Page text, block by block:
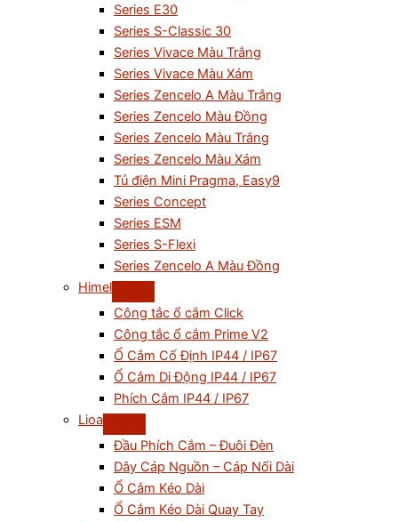
Series E30
Series S-Classic 30
Series Vivace Màu Trắng
Series Vivace Màu Xám
Series Zencelo A Màu Trắng
Series Zencelo Màu Đồng
Series Zencelo Màu Trắng
Series Zencelo Màu Xám
Tủ điện Mini Pragma, Easy9
Series Concept
Series ESM
Series S-Flexi
Series Zencelo A Màu Đồng
Himel
Công tắc ổ cắm Click
Công tắc ổ cắm Prime V2
Ổ Cắm Cố Định IP44 / IP67
Ổ Cắm Di Động IP44 / IP67
Phích Cắm IP44 / IP67
Lioa
Đầu Phích Cắm – Đuôi Đèn
Dây Cáp Nguồn – Cáp Nối Dài
Ổ Cắm Kéo Dài
Ổ Cắm Kéo Dài Quay Tay